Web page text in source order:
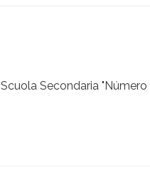
Scuola Secondaria "Número